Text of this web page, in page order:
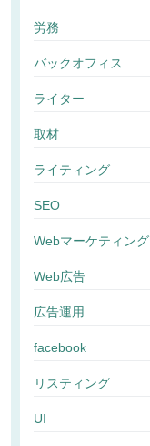
労務
バックオフィス
ライター
取材
ライティング
SEO
Webマーケティング
Web広告
広告運用
facebook
リスティング
UI